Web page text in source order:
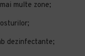
multe zone;
dezinfectante;